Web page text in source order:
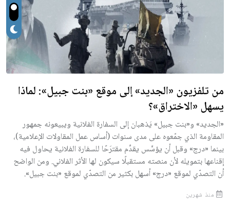
من تلفزيون «الجديد» إلى موقع «بنت جبيل»: لماذا
يسهل «الاختراق»؟
«الجديد» و«بنت جبيل» يَذهبان إلى السفارة الفلانية ويبيعونه جمهور
المقاومة الذي جمّعوه على مدى سنوات (أساس عمل المقاولات الإعلامية)،
بينما «درج» وقبل أن يؤسَّس يقدِّم مقترَحًا للسفارة الفلانية يحاول فيه
إقناعها بتمويله لأن منصته مستقبلًا سيكون لها الأثر الفلاني. ومن الواضح
أن التصدّي لموقع «درج» أسهل بكثير من التصدّي لموقع «بنت جبيل».
منذ شهرين